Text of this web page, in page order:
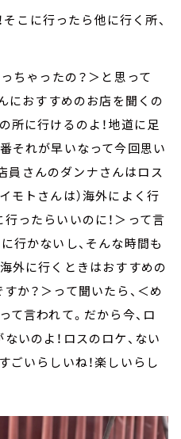
そこに行ったら他に行く所、
ちゃったの？＞と思って
んにおすすめのお店を聞くの
所に行けるのよ！地道に足
それが早いなって今回思い
員さんのダンナさんはロス
モトさんは）海外によく行
ったらいいのに！＞って言
行かないし、そんな時間も
外に行くときはおすすめの
か？＞って聞いたら、＜め
て言われて。だから今、ロ
いのよ！ロスのロケ、ない
ごいらしいね！楽しいらし